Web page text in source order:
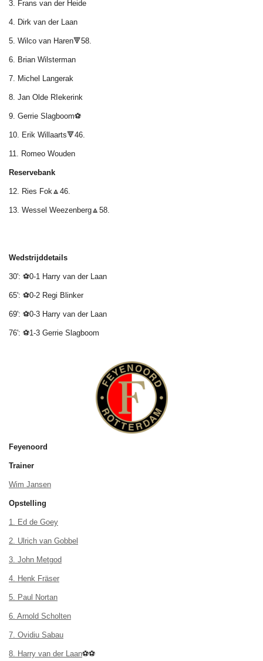
3. Frans van der Heide
4. Dirk van der Laan
5. Wilco van Haren🔻58.
6. Brian Wilsterman
7. Michel Langerak
8. Jan Olde RIekerink
9. Gerrie Slagboom⚽
10. Erik Willaarts🔻46.
11. Romeo Wouden
Reservebank
12. Ries Fok🔼46.
13. Wessel Weezenberg🔼58.
Wedstrijddetails
30': ⚽0-1 Harry van der Laan
65': ⚽0-2 Regi Blinker
69': ⚽0-3 Harry van der Laan
76': ⚽1-3 Gerrie Slagboom
Feyenoord
Trainer
Wim Jansen
Opstelling
1. Ed de Goey
2. Ulrich van Gobbel
3. John Metgod
4. Henk Fräser
5. Paul Nortan
6. Arnold Scholten
7. Ovidiu Sabau
8. Harry van der Laan⚽⚽